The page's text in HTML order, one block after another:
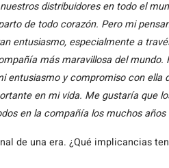
distribuidores en todo el
de todo corazón. Pero mi
entusiasmo, especialmente a
más maravillosa del
entusiasmo y compromiso con
en mi vida. Me gustaría que
en la compañía los muchos
de una era. ¿Qué implicancias